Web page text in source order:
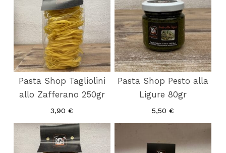
Pasta Shop Tagliolini
allo Zafferano 250gr
3,90€
Pasta Shop Pesto alla
Ligure 80gr
5,50€